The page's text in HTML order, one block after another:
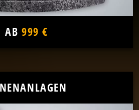
AB 999 €